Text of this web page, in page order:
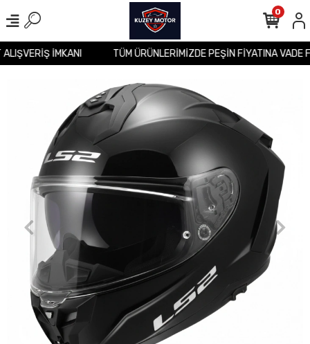
ALIŞVERİŞ İMKANI TÜM ÜRÜNLERİMİZDE PEŞİN FİYATINA
0